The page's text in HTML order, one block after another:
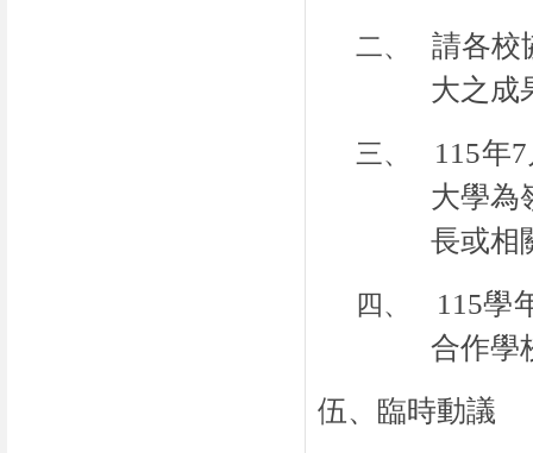
二、
請各校
大之成
三、 115年7
大學為
長或相
四、 115學
合作學
伍、臨時動議